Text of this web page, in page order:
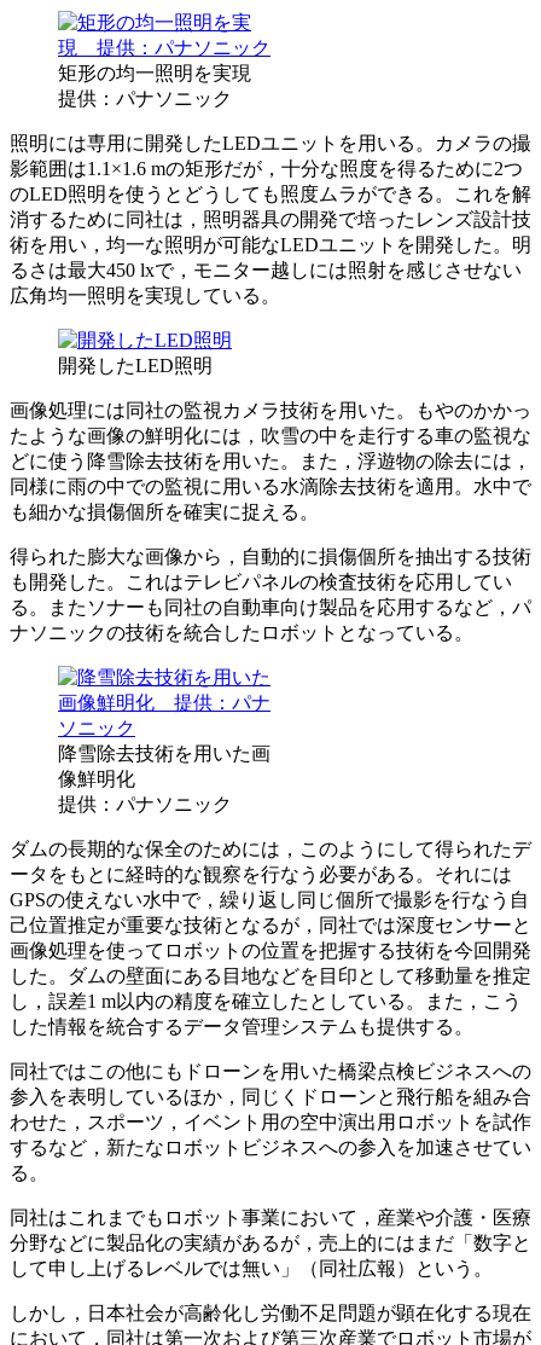
矩形の均一照明を実現
提供：パナソニック
照明には専用に開発したLEDユニットを用いる。カメラの撮
影範囲は1.1×1.6 mの矩形だが，十分な照度を得るために2つ
のLED照明を使うとどうしても照度ムラができる。これを解
消するために同社は，照明器具の開発で培ったレンズ設計技
術を用い，均一な照明が可能なLEDユニットを開発した。明
るさは最大450 lxで，モニター越しには照射を感じさせない
広角均一照明を実現している。
開発したLED照明
画像処理には同社の監視カメラ技術を用いた。もやのかかっ
たような画像の鮮明化には，吹雪の中を走行する車の監視な
どに使う降雪除去技術を用いた。また，浮遊物の除去には，
同様に雨の中での監視に用いる水滴除去技術を適用。水中で
も細かな損傷個所を確実に捉える。
得られた膨大な画像から，自動的に損傷個所を抽出する技術
も開発した。これはテレビパネルの検査技術を応用してい
る。またソナーも同社の自動車向け製品を応用するなど，パ
ナソニックの技術を統合したロボットとなっている。
降雪除去技術を用いた画
像鮮明化
提供：パナソニック
ダムの長期的な保全のためには，このようにして得られたデ
ータをもとに経時的な観察を行なう必要がある。それには
GPSの使えない水中で，繰り返し同じ個所で撮影を行なう自
己位置推定が重要な技術となるが，同社では深度センサーと
画像処理を使ってロボットの位置を把握する技術を今回開発
した。ダムの壁面にある目地などを目印として移動量を推定
し，誤差1 m以内の精度を確立したとしている。また，こう
した情報を統合するデータ管理システムも提供する。
同社ではこの他にもドローンを用いた橋梁点検ビジネスへの
参入を表明しているほか，同じくドローンと飛行船を組み合
わせた，スポーツ，イベント用の空中演出用ロボットを試作
するなど，新たなロボットビジネスへの参入を加速させてい
る。
同社はこれまでもロボット事業において，産業や介護・医療
分野などに製品化の実績があるが，売上的にはまだ「数字と
して申し上げるレベルでは無い」（同社広報）という。
しかし，日本社会が高齢化し労働不足問題が顕在化する現在
において，同社は第一次および第三次産業でロボット市場が